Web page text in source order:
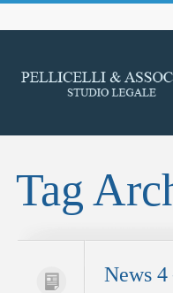
Tag
News